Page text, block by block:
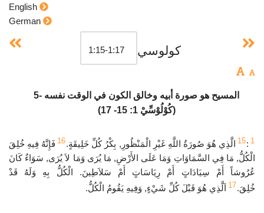
English
German
كولوسي
5- المسيح هو صورة أبيه وخالق الكون في الوقت نفسه
(كُوْلُوْسِّيْ 1: 15- 17)
15: 1 الَّذِي هُوَ صُورَةُ اللَّهِ غَيْرِ الْمَنْظُورِ, بِكْرُ كُلِّ خَلِيقَةٍ.16 فَإِنَّهُ فِيهِ خُلِقَ
الْكُلُّ, مَا فِي السَّمَاوَاتِ وَمَا عَلَى الأَرْضِ, مَا يُرَى وَمَا لاَ يُرَى, سَوَاءٌ كَانَ
عُرُوشاً أَمْ سِيَادَاتٍ أَمْ رِيَاسَاتٍ أَمْ سَلاَطِينَ. الْكُلُّ بِهِ وَلَهُ قَدْ
خُلِقَ.17 اَلَّذِي هُوَ قَبْلَ كُلِّ شَيْءٍ, وَفِيهِ يَقُومُ الْكُلُّ.